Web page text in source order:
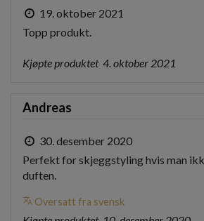
19. oktober 2021
Topp produkt.
Kjøpte produktet 4. oktober 2021
Andreas
30. desember 2020
Perfekt for skjeggstyling hvis man
duften.
translate Oversatt fra svensk